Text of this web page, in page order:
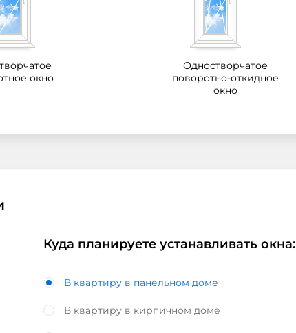
окно
Одностворчатое
поворотно-откидное
окно
Куда планируете устанавливать окна:
В квартиру в панельном доме
В квартиру в кирпичном доме